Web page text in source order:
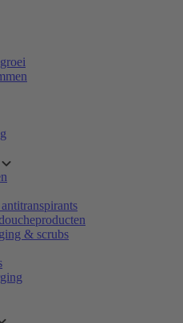
& scrubs